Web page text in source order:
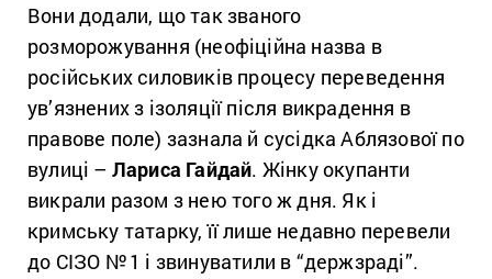
Вони додали, що так званого
розморожування (неофіційна назва в
російських силовиків процесу переведення
ув’язнених з ізоляції після викрадення в
правове поле) зазнала й сусідка Аблязової по
вулиці – Лариса Гайдай. Жінку окупанти
викрали разом з нею того ж дня. Як і
кримську татарку, її лише недавно перевели
до СІЗО №1 і звинуватили в “держзраді”.